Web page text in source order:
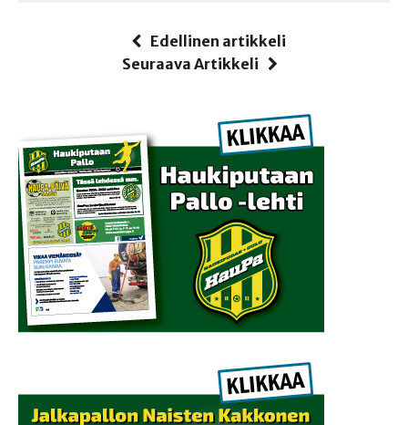
Edellinen artikkeli
Seuraava Artikkeli